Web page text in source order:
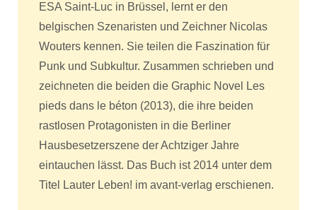
ESA Saint-Luc in Brüssel, lernt er den
belgischen Szenaristen und Zeichner Nicolas
Wouters kennen. Sie teilen die Faszination für
Punk und Subkultur. Zusammen schrieben und
zeichneten die beiden die Graphic Novel Les
pieds dans le béton (2013), die ihre beiden
rastlosen Protagonisten in die Berliner
Hausbesetzerszene der Achtziger Jahre
eintauchen lässt. Das Buch ist 2014 unter dem
Titel Lauter Leben! im avant-verlag erschienen.